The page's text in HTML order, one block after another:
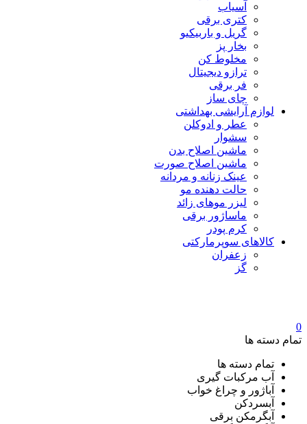
آسیاب
کتری برقی
گریل و باربیکیو
بخار پز
مخلوط کن
ترازو دیجیتال
فر برقی
چای ساز
لوازم آرایشی بهداشتی
عطر و ادوکلن
سشوار
ماشین اصلاح بدن
ماشین اصلاح صورت
عینک زنانه و مردانه
حالت دهنده مو
لیزر موهای زائد
ماساژور برقی
کرم پودر
کالاهای سوپرمارکتی
زعفران
گز
0
تمام دسته ها
تمام دسته ها
آب مرکبات گیری
آباژور و چراغ خواب
آبسردکن
آبگرمکن برقی